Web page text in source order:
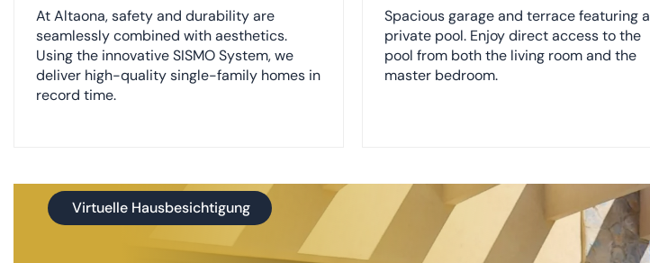
+34 868 35 35 35
At Altaona, safety and durability are
seamlessly combined with aesthetics.
Using the innovative SISMO System, we
deliver high-quality single-family homes in
record time.
Spacious garage and terrace featuring a
private pool. Enjoy direct access to the
pool from both the living room and the
master bedroom.
Virtuelle Hausbesichtigung